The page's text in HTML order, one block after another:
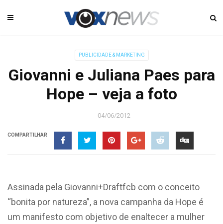
PUBLICIDADE & MARKETING
Giovanni e Juliana Paes para
Hope – veja a foto
04/06/2012
COMPARTILHAR
Assinada pela Giovanni+Draftfcb com o conceito
“bonita por natureza”, a nova campanha da Hope é
um manifesto com objetivo de enaltecer a mulher